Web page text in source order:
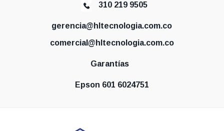
310 219 9505
gerencia@hltecnologia.com.co
comercial@hltecnologia.com.co
Garantías
Epson 601 6024751